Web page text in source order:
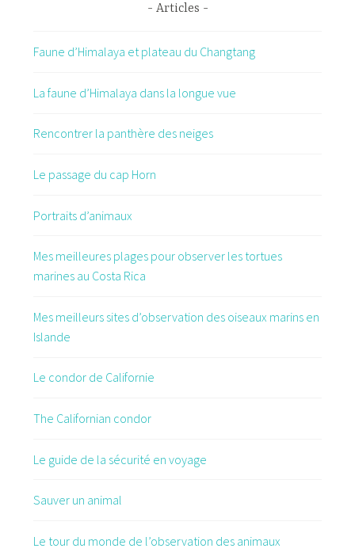
Articles
Faune d’Himalaya et plateau du Changtang
La faune d’Himalaya dans la longue vue
Rencontrer la panthère des neiges
Le passage du cap Horn
Portraits d’animaux
Mes meilleures plages pour observer les tortues
marines au Costa Rica
Mes meilleurs sites d’observation des oiseaux marins en
Islande
Le condor de Californie
The Californian condor
Le guide de la sécurité en voyage
Sauver un animal
Le tour du monde de l’observation des animaux